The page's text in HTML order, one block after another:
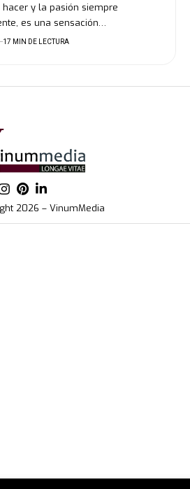
y la pasión siempre
es una sensación…
17 MIN DE LECTURA
2026 – VinumMedia